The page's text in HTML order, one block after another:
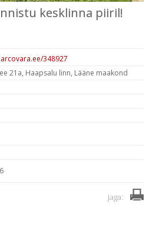
kesklinna piiril!
348927
21a, Haapsalu linn, Lääne maakond
Jaga: